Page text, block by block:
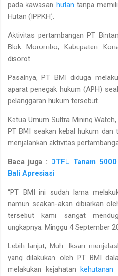
pada kawasan hutan tanpa
Hutan (IPPKH).
Aktivitas pertambangan PT
Blok Morombo, Kabupaten
disorot.
Pasalnya, PT BMI diduga
aparat penegak hukum (APH)
pelanggaran hukum tersebut.
Ketua Umum Sultra Mining
PT BMI seakan kebal hukum
menjalankan aktivitas
Baca juga :
DTFL Tanam
Bali Apresiasi
“PT BMI ini sudah lama
namun seakan-akan dibiarkan
tersebut kami sangat
ungkapnya, Minggu 4 September
Lebih lanjut, Muh. Iksan
yang dilakukan oleh PT BMI
melakukan kejahatan
kehutanan